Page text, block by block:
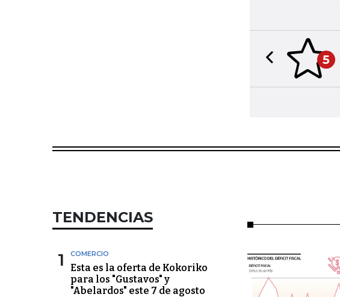
5
Previous slide
TENDENCIAS
1 COMERCIO
Esta es la oferta de Kokoriko
para los "Gustavos" y
"Abelardos" este 7 de agosto